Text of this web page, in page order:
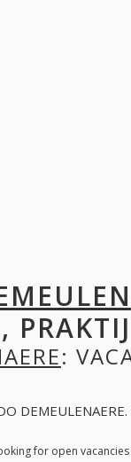
:
for open